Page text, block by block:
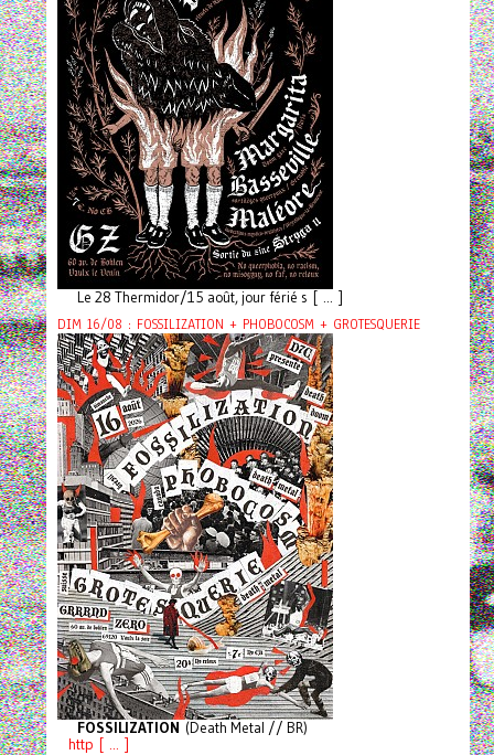
Le 28 Thermidor/15 août, jour férié s [ ... ]
DIM 16/08 : FOSSILIZATION + PHOBOCOSM + GROTESQUERIE
FOSSILIZATION (Death Metal // BR)
http [ ... ]